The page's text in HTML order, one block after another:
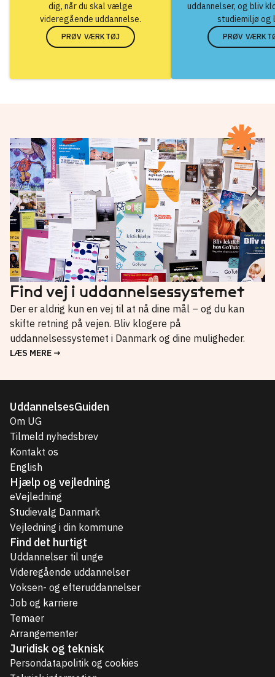
dig, når du skal vælge
videregående uddannelse.
PRØV VÆRKTØJ
uddannelser, og bliv
studiemiljø og
PRØV
Find vej i uddannelsessystemet
Der er aldrig kun en vej til at nå dine mål – og du kan
skifte retning på vejen. Bliv klogere på
uddannelsessystemet i Danmark og dine muligheder.
LÆS MERE →
UddannelsesGuiden
Om UG
Tilmeld nyhedsbrev
Kontakt os
English
Hjælp og vejledning
eVejledning
Studievalg Danmark
Vejledning i din kommune
Find det hurtigt
Uddannelser til unge
Videregående uddannelser
Voksen- og efteruddannelser
Job og karriere
Temaer
Arrangementer
Juridisk og teknisk
Persondatapolitik og cookies